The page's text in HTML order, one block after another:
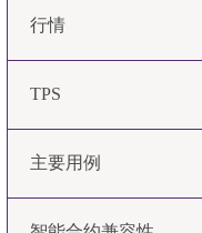
行情
TPS
主要用例